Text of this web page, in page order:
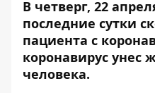
В четверг, 22
последние сутки
пациента с
коронавирус унес
человека.